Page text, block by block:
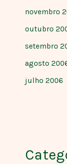
novembro
outubro
setembro
agosto
julho 2006